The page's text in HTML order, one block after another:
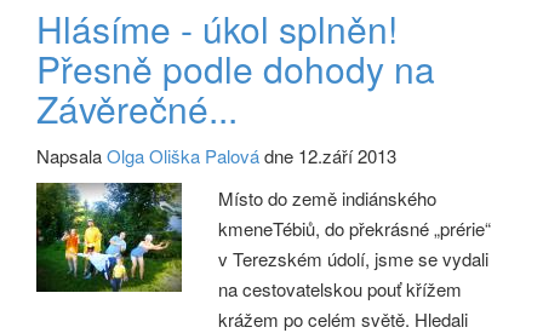
Hlásíme - úkol splněn!
Přesně podle dohody na
Závěrečné...
NapsalaOlga Oliška Palovádne 12.září 2013
Místo do země indiánského
kmeneTébiů, do překrásné „prérie“
v Terezském údolí, jsme se vydali
na cestovatelskou pouť křížem
krážem po celém světě. Hledali